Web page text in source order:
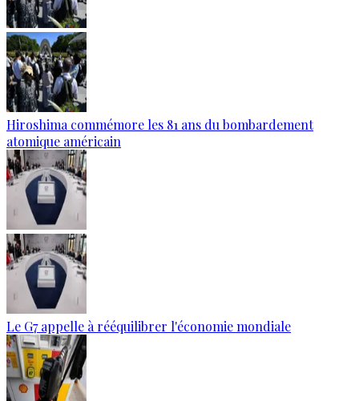
Hiroshima commémore les 81 ans du bombardement
atomique américain
Le G7 appelle à rééquilibrer l'économie mondiale